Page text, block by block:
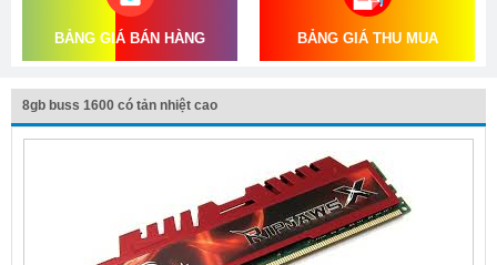
BẢNG GIÁ BÁN HÀNG BẢNG GIÁ THU MUA
8gb buss 1600 có tản nhiệt cao